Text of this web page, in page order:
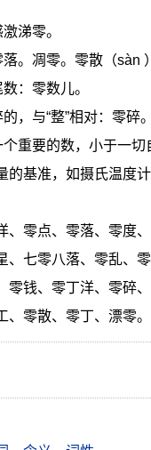
涕零。
。凋零。零散（sàn
：零数儿。
，与“整”相对：零碎
重要的数，小于一切
的基准，如摄氏温度
、零点、零落、零度
、七零八落、零乱、
零钱、零丁洋、零碎
、零散、零丁、漂零。